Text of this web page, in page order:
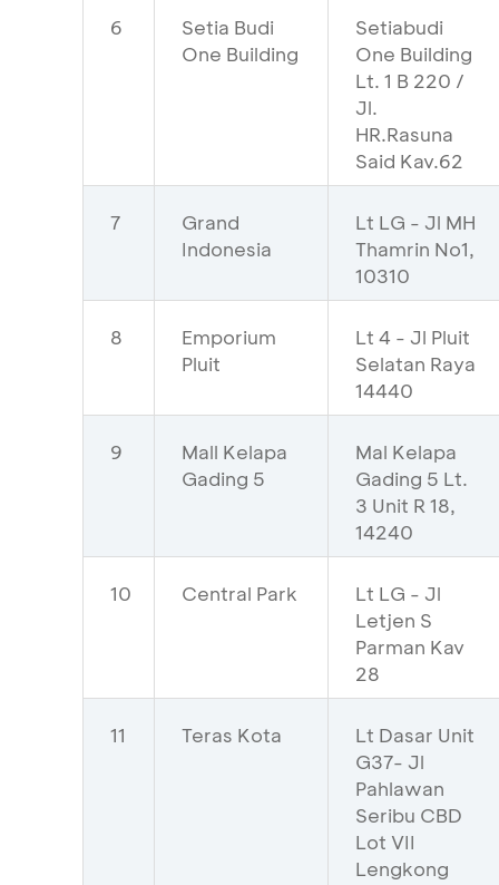
6
Setia Budi
One Building
Setiabudi
One Building
Lt. 1 B 220 /
Jl.
HR.Rasuna
Said Kav.62
7
Grand
Indonesia
Lt LG - Jl MH
Thamrin No1,
10310
8
Emporium
Pluit
Lt 4 - Jl Pluit
Selatan Raya
14440
9
Mall Kelapa
Gading 5
Mal Kelapa
Gading 5 Lt.
3 Unit R 18,
14240
10 Central Park
Lt LG - Jl
Letjen S
Parman Kav
28
11 Teras Kota
Lt Dasar Unit
G37- Jl
Pahlawan
Seribu CBD
Lot VII
Lengkong